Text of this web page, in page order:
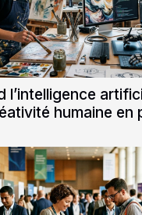
l’intelligence
humaine en